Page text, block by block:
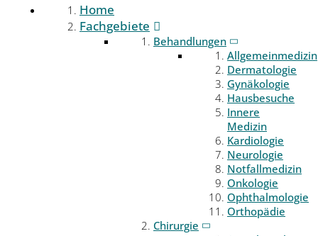
Home
Fachgebiete
Behandlungen
Allgemeinmedizin
Dermatologie
Gynäkologie
Hausbesuche
Innere
Medizin
Kardiologie
Neurologie
Notfallmedizin
Onkologie
Ophthalmologie
Orthopädie
Chirurgie